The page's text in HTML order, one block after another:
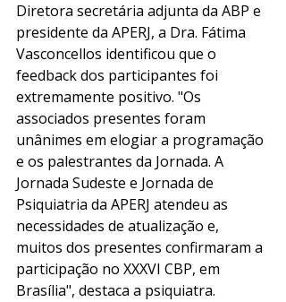
Diretora secretária adjunta da ABP e
presidente da APERJ, a Dra. Fátima
Vasconcellos identificou que o
feedback dos participantes foi
extremamente positivo. "Os
associados presentes foram
unânimes em elogiar a programação
e os palestrantes da Jornada. A
Jornada Sudeste e Jornada de
Psiquiatria da APERJ atendeu as
necessidades de atualização e,
muitos dos presentes confirmaram a
participação no XXXVI CBP, em
Brasília", destaca a psiquiatra.